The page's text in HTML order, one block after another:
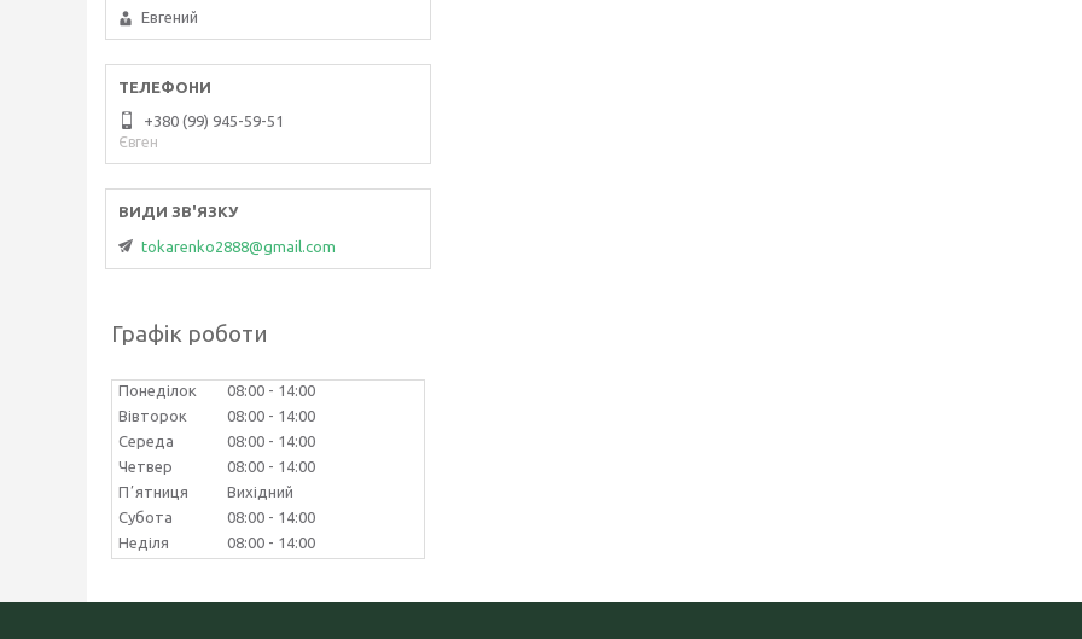
Евгений
+380 (99) 945-59-51
Євген
tokarenko2888@gmail.com
Графік роботи
Понеділок 08:00
14:00
Вівторок
08:00
14:00
Середа
08:00
14:00
Четвер
08:00
14:00
Пʼятниця
Вихідний
Субота
08:00
14:00
Неділя
08:00 14:00